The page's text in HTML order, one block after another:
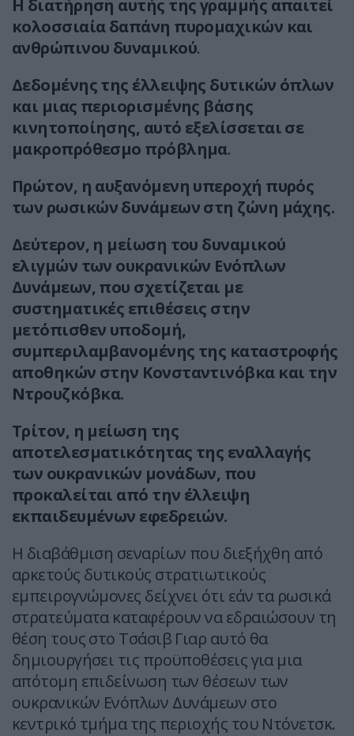
Η διατήρηση αυτής της γραμμής απαιτεί
κολοσσιαία δαπάνη πυρομαχικών και
ανθρώπινου δυναμικού.
Δεδομένης της έλλειψης δυτικών όπλων
και μιας περιορισμένης βάσης
κινητοποίησης, αυτό εξελίσσεται σε
μακροπρόθεσμο πρόβλημα.
Πρώτον, η αυξανόμενη υπεροχή πυρός
των ρωσικών δυνάμεων στη ζώνη μάχης.
Δεύτερον, η μείωση του δυναμικού
ελιγμών των ουκρανικών Ενόπλων
Δυνάμεων, που σχετίζεται με
συστηματικές επιθέσεις στην
μετόπισθεν υποδομή,
συμπεριλαμβανομένης της καταστροφής
αποθηκών στην Κονσταντινόβκα και την
Ντρουζκόβκα.
Τρίτον, η μείωση της
αποτελεσματικότητας της εναλλαγής
των ουκρανικών μονάδων, που
προκαλείται από την έλλειψη
εκπαιδευμένων εφεδρειών.
Η διαβάθμιση σεναρίων που διεξήχθη από
αρκετούς δυτικούς στρατιωτικούς
εμπειρογνώμονες δείχνει ότι εάν τα ρωσικά
στρατεύματα καταφέρουν να εδραιώσουν τη
θέση τους στο Τσάσιβ Γιαρ αυτό θα
δημιουργήσει τις προϋποθέσεις για μια
απότομη επιδείνωση των θέσεων των
ουκρανικών Ενόπλων Δυνάμεων στο
κεντρικό τμήμα της περιοχής του Ντόνετσκ.